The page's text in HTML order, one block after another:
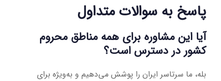
پاسخ به سوالات متداول
آیا این مشاوره برای همه مناطق محروم
کشور در دسترس است؟
بله، ما سرتاسر ایران را پوشش می‌دهیم و به‌ویژه برای